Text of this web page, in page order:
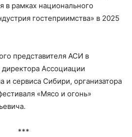
в рамках национального
гостеприимства» в 2025
представителя АСИ в
Ассоциации
и сервиса Сибири, организатора
«Мясо и огонь»
***